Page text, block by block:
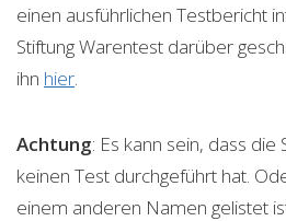
einen ausführlichen Testbericht
Stiftung Warentest darüber
ihn hier.
Achtung: Es kann sein, dass
keinen Test durchgeführt hat.
einem anderen Namen gelistet